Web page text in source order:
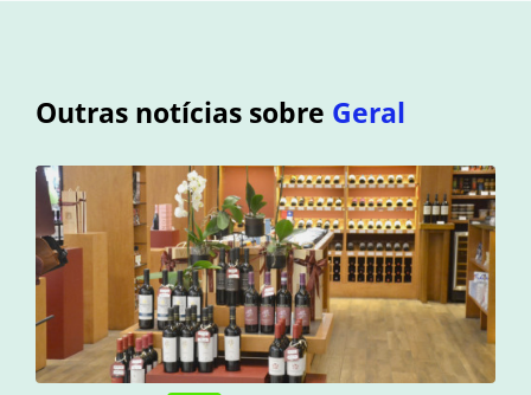
Outras notícias sobre Geral